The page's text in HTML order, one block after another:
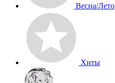
Весна/Лето
Хиты